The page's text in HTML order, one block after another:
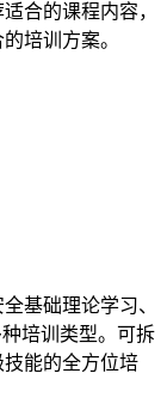
合的课程内容，
培训方案。
基础理论学习、
培训类型。可拆
能的全方位培